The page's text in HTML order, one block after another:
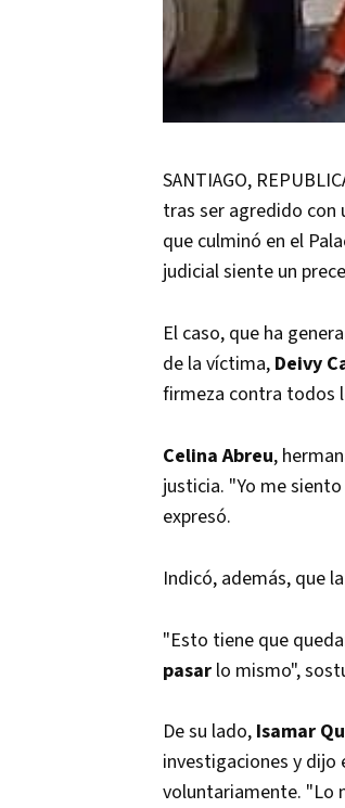
SANTIAGO,
tras ser agredido con
que culminó en el
judicial siente un
El caso, que ha
de la víctima, Deivy
firmeza contra todos
Celina Abreu,
justicia. "Yo me siento
expresó.
Indicó, además, que
"Esto tiene que
pasar lo mismo",
De su lado, Isamar
investigaciones y dijo
voluntariamente. "Lo